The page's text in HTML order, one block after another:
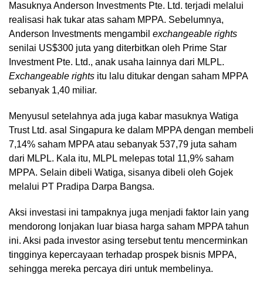
Masuknya Anderson Investments Pte. Ltd. terjadi melalui
realisasi hak tukar atas saham MPPA. Sebelumnya,
Anderson Investments mengambil exchangeable rights
senilai US$300 juta yang diterbitkan oleh Prime Star
Investment Pte. Ltd., anak usaha lainnya dari MLPL.
Exchangeable rights itu lalu ditukar dengan saham MPPA
sebanyak 1,40 miliar.
Menyusul setelahnya ada juga kabar masuknya Watiga
Trust Ltd. asal Singapura ke dalam MPPA dengan membeli
7,14% saham MPPA atau sebanyak 537,79 juta saham
dari MLPL. Kala itu, MLPL melepas total 11,9% saham
MPPA. Selain dibeli Watiga, sisanya dibeli oleh Gojek
melalui PT Pradipa Darpa Bangsa.
Aksi investasi ini tampaknya juga menjadi faktor lain yang
mendorong lonjakan luar biasa harga saham MPPA tahun
ini. Aksi pada investor asing tersebut tentu mencerminkan
tingginya kepercayaan terhadap prospek bisnis MPPA,
sehingga mereka percaya diri untuk membelinya.